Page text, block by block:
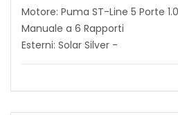
Motore: Puma ST-Line 5 Porte
Manuale a 6 Rapporti
Esterni: Solar Silver -